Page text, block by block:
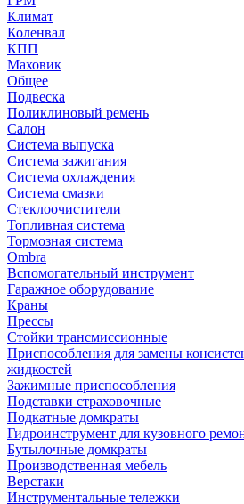
Климат
Коленвал
КПП
Маховик
Общее
Подвеска
Поликлиновый ремень
Салон
Система выпуска
Система зажигания
Система охлаждения
Система смазки
Стеклоочистители
Топливная система
Тормозная система
Ombra
Вспомогательный инструмент
Гаражное оборудование
Краны
Прессы
Стойки трансмиссионные
Приспособления для замены
жидкостей
Зажимные приспособления
Подставки страховочные
Подкатные домкраты
Гидроинструмент для кузовного
Бутылочные домкраты
Производственная мебель
Верстаки
Инструментальные тележки